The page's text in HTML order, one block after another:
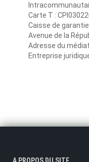
Carte T :
Caisse de
Avenue de la
Adresse du
Entreprise